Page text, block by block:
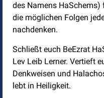
des Namens HaSchems)
die möglichen Folgen
nachdenken.
Schließt euch BeEzrat
Lev Leib Lerner. Vertieft
Denkweisen und
lebt in Heiligkeit.